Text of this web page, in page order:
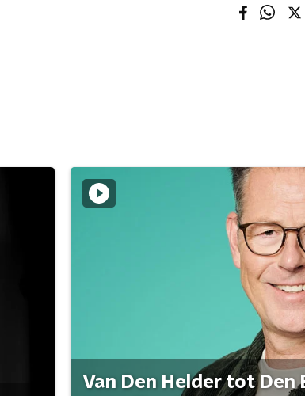
Van Den Helder tot Den